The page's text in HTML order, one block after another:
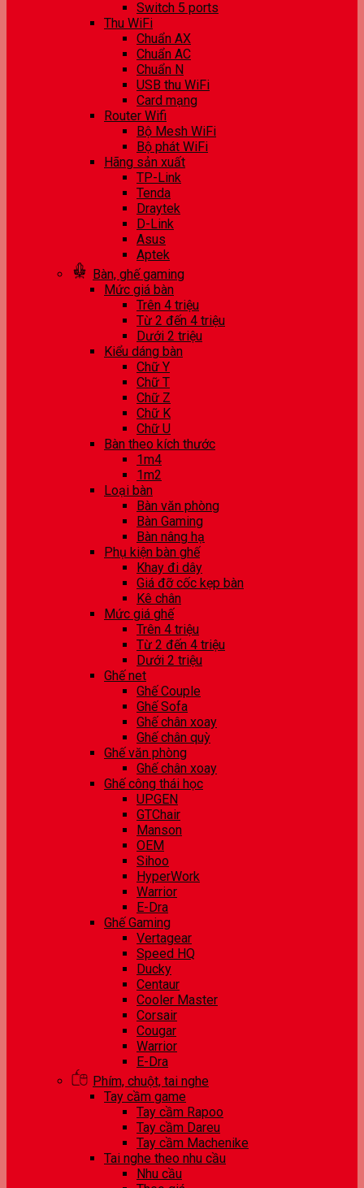
Switch 5 ports
Thu WiFi
Chuẩn AX
Chuẩn AC
Chuẩn N
USB thu WiFi
Card mạng
Router Wifi
Bộ Mesh WiFi
Bộ phát WiFi
Hãng sản xuất
TP-Link
Tenda
Draytek
D-Link
Asus
Aptek
Bàn, ghế gaming
Mức giá bàn
Trên 4 triệu
Từ 2 đến 4 triệu
Dưới 2 triệu
Kiểu dáng bàn
Chữ Y
Chữ T
Chữ Z
Chữ K
Chữ U
Bàn theo kích thước
1m4
1m2
Loại bàn
Bàn văn phòng
Bàn Gaming
Bàn nâng hạ
Phụ kiện bàn ghế
Khay đi dây
Giá đỡ cốc kẹp bàn
Kê chân
Mức giá ghế
Trên 4 triệu
Từ 2 đến 4 triệu
Dưới 2 triệu
Ghế net
Ghế Couple
Ghế Sofa
Ghế chân xoay
Ghế chân quỳ
Ghế văn phòng
Ghế chân xoay
Ghế công thái học
UPGEN
GTChair
Manson
OEM
Sihoo
HyperWork
Warrior
E-Dra
Ghế Gaming
Vertagear
Speed HQ
Ducky
Centaur
Cooler Master
Corsair
Cougar
Warrior
E-Dra
Phím, chuột, tai nghe
Tay cầm game
Tay cầm Rapoo
Tay cầm Dareu
Tay cầm Machenike
Tai nghe theo nhu cầu
Nhu cầu